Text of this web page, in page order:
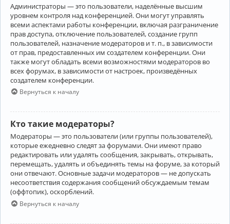
Администраторы — это пользователи, наделённые высшим
уровнем контроля над конференцией. Они могут управлять
всеми аспектами работы конференции, включая разграничение
прав доступа, отключение пользователей, создание групп
пользователей, назначение модераторов и т. п., в зависимости
от прав, предоставленных им создателем конференции. Они
также могут обладать всеми возможностями модераторов во
всех форумах, в зависимости от настроек, произведённых
создателем конференции.
Вернуться к началу
Кто такие модераторы?
Модераторы — это пользователи (или группы пользователей),
которые ежедневно следят за форумами. Они имеют право
редактировать или удалять сообщения, закрывать, открывать,
перемещать, удалять и объединять темы на форуме, за который
они отвечают. Основные задачи модераторов — не допускать
несоответствия содержания сообщений обсуждаемым темам
(оффтопик), оскорблений.
Вернуться к началу